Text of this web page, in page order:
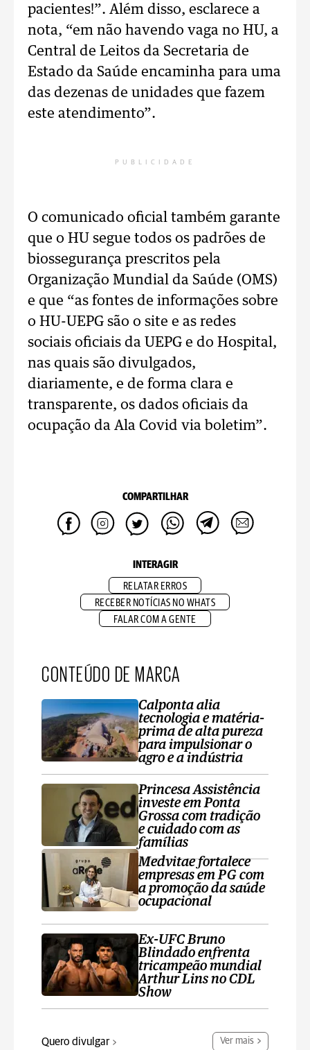
pacientes!”. Além disso, esclarece a
nota, “em não havendo vaga no HU, a
Central de Leitos da Secretaria de
Estado da Saúde encaminha para uma
das dezenas de unidades que fazem
este atendimento”.
PUBLICIDADE
O comunicado oficial também garante
que o HU segue todos os padrões de
biossegurança prescritos pela
Organização Mundial da Saúde (OMS)
e que “as fontes de informações sobre
o HU-UEPG são o site e as redes
sociais oficiais da UEPG e do Hospital,
nas quais são divulgados,
diariamente, e de forma clara e
transparente, os dados oficiais da
ocupação da Ala Covid via boletim”.
COMPARTILHAR
INTERAGIR
RELATAR ERROS
RECEBER NOTÍCIAS NO WHATS
FALAR COM A GENTE
CONTEÚDO DE MARCA
Calponta alia
tecnologia e matéria-
prima de alta pureza
para impulsionar o
agro e a indústria
Princesa Assistência
investe em Ponta
Grossa com tradição
e cuidado com as
famílias
Medvitae fortalece
empresas em PG com
a promoção da saúde
ocupacional
Ex-UFC Bruno
Blindado enfrenta
tricampeão mundial
Arthur Lins no CDL
Show
Quero divulgar Ver mais